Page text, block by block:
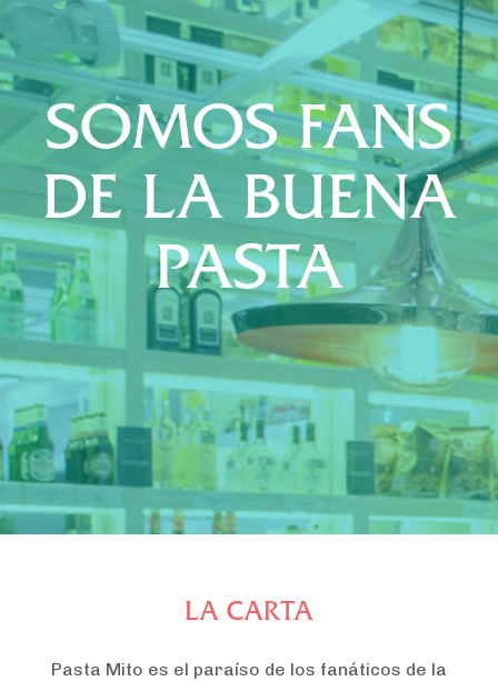
SOMOS FANS
DE LA BUENA
PASTA
LA CARTA
Pasta Mito es el paraíso de los fanáticos de la